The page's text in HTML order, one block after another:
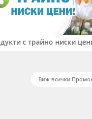
с трайно ниски
Виж всички